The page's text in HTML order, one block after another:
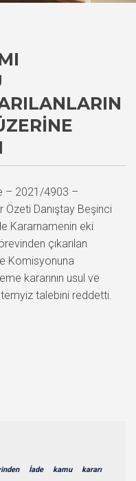
– 2021/4903 –
Özeti Danıştay Beşinci
Kararnamenin eki
çıkarılan
Komisyonuna
kararının usul ve
talebini reddetti.
İade kamu kararı